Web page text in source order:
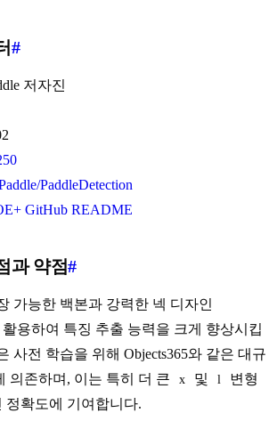
#
저자진
PaddleDetection
GitHub README
과 약점#
가능한 백본과 강력한 넥 디자인
활용하여 특징 추출 능력을 크게 향상시킵
사전 학습을 위해 Objects365와 같은 대규
의존하며, 이는 특히 더 큰
x 및 l
변형
정확도에 기여합니다.